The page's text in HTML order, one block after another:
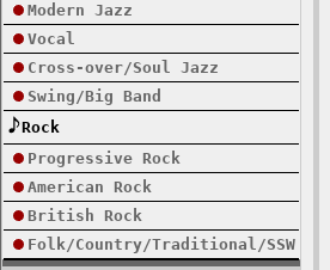
Modern Jazz
Vocal
Cross-over/Soul Jazz
Swing/Big Band
Rock
Progressive Rock
American Rock
British Rock
Folk/Country/Traditional/SSW